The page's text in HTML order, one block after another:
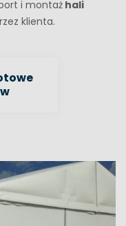
i montaż hali
klienta.